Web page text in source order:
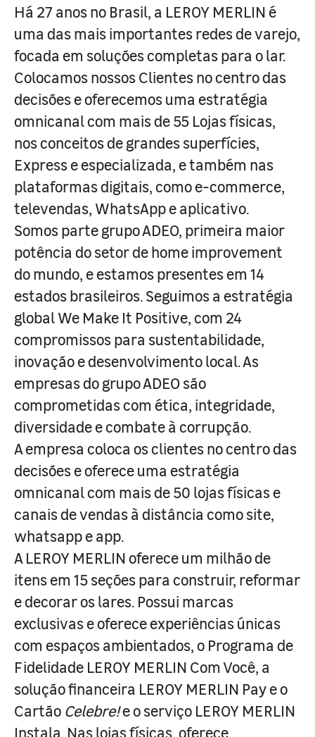
Há 27 anos no Brasil, a LEROY MERLIN é
uma das mais importantes redes de varejo,
focada em soluções completas para o lar.
Colocamos nossos Clientes no centro das
decisões e oferecemos uma estratégia
omnicanal com mais de 55 Lojas físicas,
nos conceitos de grandes superfícies,
Express e especializada, e também nas
plataformas digitais, como e-commerce,
televendas, WhatsApp e aplicativo.
Somos parte grupo ADEO, primeira maior
potência do setor de home improvement
do mundo, e estamos presentes em 14
estados brasileiros. Seguimos a estratégia
global We Make It Positive, com 24
compromissos para sustentabilidade,
inovação e desenvolvimento local. As
empresas do grupo ADEO são
comprometidas com ética, integridade,
diversidade e combate à corrupção.
A empresa coloca os clientes no centro das
decisões e oferece uma estratégia
omnicanal com mais de 50 lojas físicas e
canais de vendas à distância como site,
whatsapp e app.
A LEROY MERLIN oferece um milhão de
itens em 15 seções para construir, reformar
e decorar os lares. Possui marcas
exclusivas e oferece experiências únicas
com espaços ambientados, o Programa de
Fidelidade LEROY MERLIN Com Você, a
solução financeira LEROY MERLIN Pay e o
Cartão Celebre!e o serviço LEROY MERLIN
Instala. Nas lojas físicas, oferece